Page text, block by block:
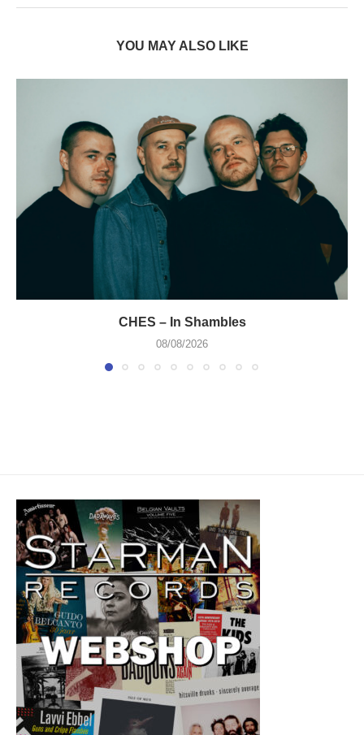
YOU MAY ALSO LIKE
CHES – In Shambles
08/08/2026